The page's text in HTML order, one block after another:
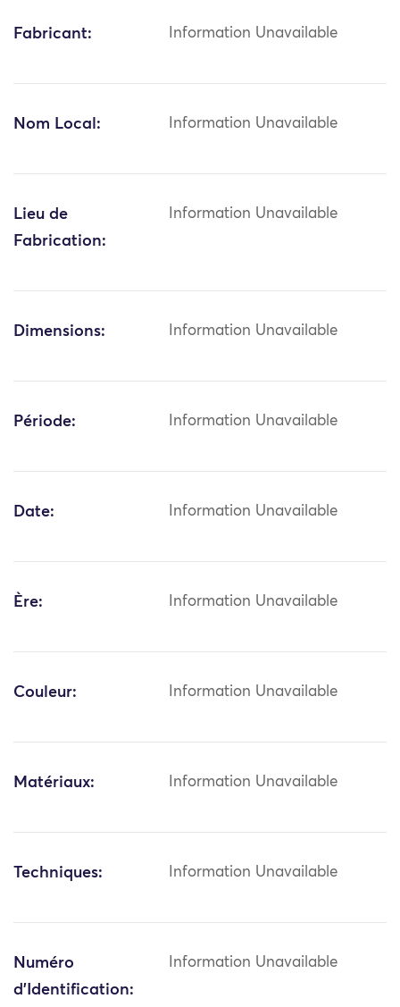
Fabricant: Information Unavailable
Nom Local: Information Unavailable
Lieu de
Fabrication:
Information Unavailable
Dimensions: Information Unavailable
Période: Information Unavailable
Date: Information Unavailable
Ère: Information Unavailable
Couleur: Information Unavailable
Matériaux: Information Unavailable
Techniques: Information Unavailable
Numéro
d'Identification:
Information Unavailable